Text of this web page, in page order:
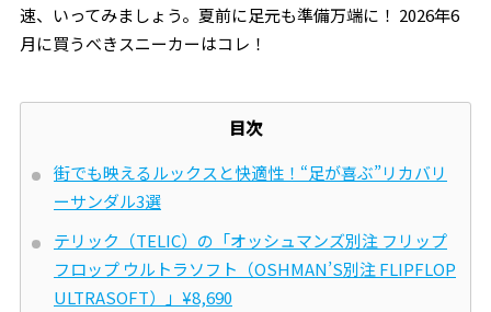
速、いってみましょう。夏前に足元も準備万端に！ 2026年6
月に買うべきスニーカーはコレ！
目次
街でも映えるルックスと快適性！“足が喜ぶ”リカバリ
ーサンダル3選
テリック（TELIC）の「オッシュマンズ別注 フリップ
フロップ ウルトラソフト（OSHMAN’S別注 FLIPFLOP
ULTRASOFT）」¥8,690